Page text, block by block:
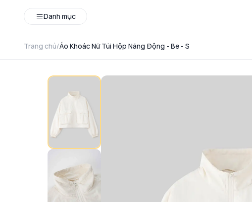
Danh mục
Trang chủ/Áo Khoác Nữ Túi Hộp Năng Động - Be - S